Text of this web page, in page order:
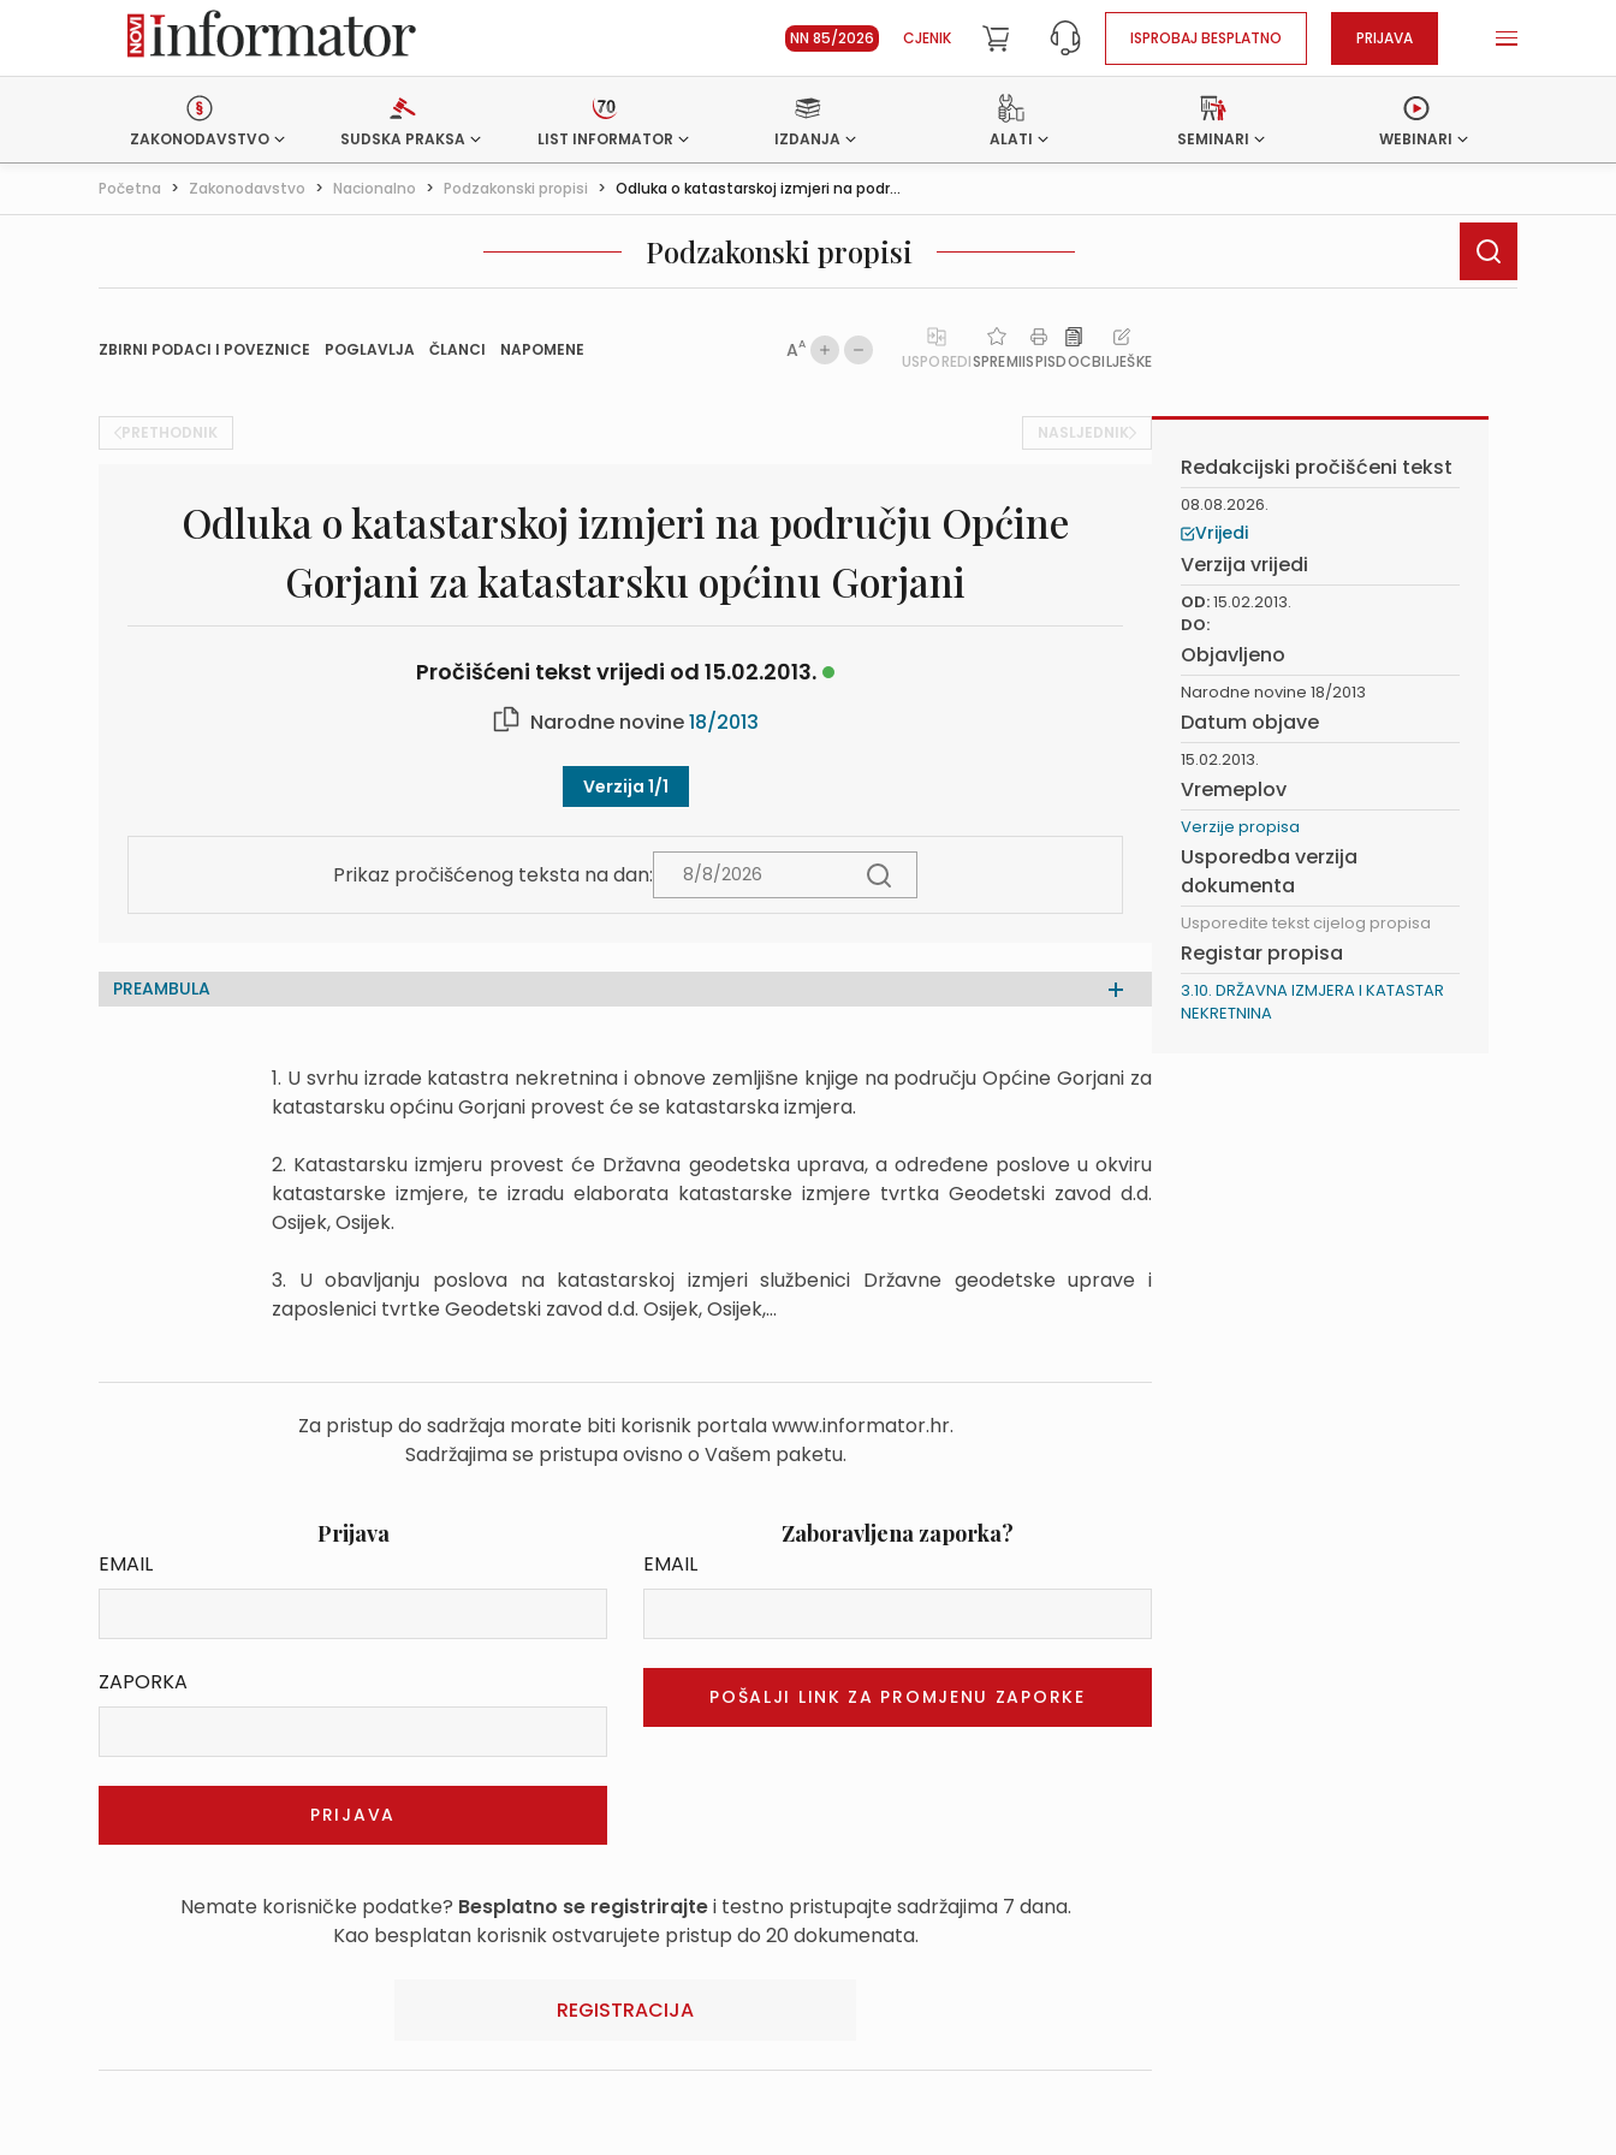
NN 85/2026 CJENIK ISPROBAJ BESPLATNO PRIJAVA
ZAKONODAVSTVO SUDSKA PRAKSA LIST INFORMATOR IZDANJA ALATI SEMINARI WEBINARI
Početna > Zakonodavstvo > Nacionalno > Podzakonski propisi > Odluka o katastarskoj izmjeri na podr...
Podzakonski propisi
ZBIRNI PODACI I POVEZNICE POGLAVLJA ČLANCI NAPOMENE AA
USPOREDISPREMIISPISDOCBILJEŠKE
PRETHODNIK NASLJEDNIK
Odluka o katastarskoj izmjeri na području Općine
Gorjani za katastarsku općinu Gorjani
Pročišćeni tekst vrijedi od 15.02.2013.
Narodne novine18/2013
Verzija 1/1
Prikaz pročišćenog teksta na dan:
PREAMBULA
1. U svrhu izrade katastra nekretnina i obnove zemljišne knjige na području Općine Gorjani za
katastarsku općinu Gorjani provest će se katastarska izmjera.
2. Katastarsku izmjeru provest će Državna geodetska uprava, a određene poslove u okviru
katastarske izmjere, te izradu elaborata katastarske izmjere tvrtka Geodetski zavod d.d.
Osijek, Osijek.
3. U obavljanju poslova na katastarskoj izmjeri službenici Državne geodetske uprave i
zaposlenici tvrtke Geodetski zavod d.d. Osijek, Osijek,...
Za pristup do sadržaja morate biti korisnik portala www.informator.hr.
Sadržajima se pristupa ovisno o Vašem paketu.
Prijava
EMAIL
ZAPORKA
Zaboravljena zaporka?
EMAIL
Nemate korisničke podatke? Besplatno se registrirajtei testno pristupajte sadržajima 7 dana.
Kao besplatan korisnik ostvarujete pristup do 20 dokumenata.
REGISTRACIJA
Redakcijski pročišćeni tekst
08.08.2026.
Vrijedi
Verzija vrijedi
OD:15.02.2013.
DO:
Objavljeno
Narodne novine 18/2013
Datum objave
15.02.2013.
Vremeplov
Verzije propisa
Usporedba verzija
dokumenta
Usporedite tekst cijelog propisa
Registar propisa
3.10. DRŽAVNA IZMJERA I KATASTAR
NEKRETNINA